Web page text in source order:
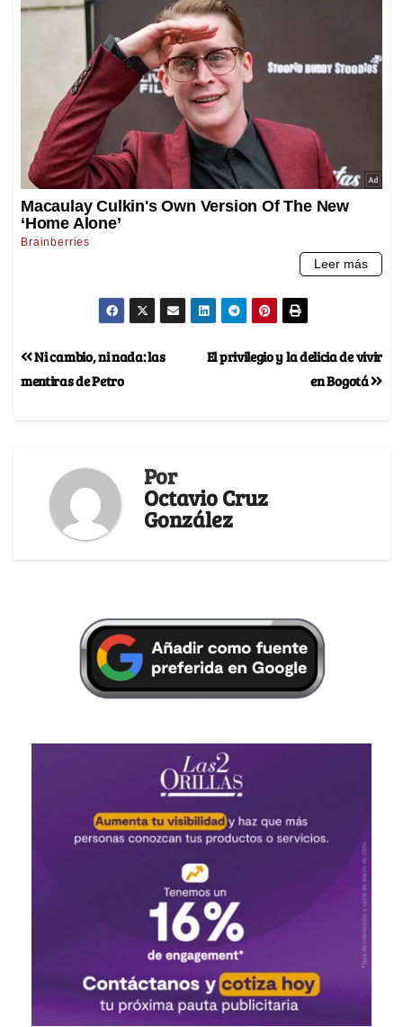
El privilegio y la delicia de vivir
en Bogotá
Ni cambio, ni nada: las
mentiras de Petro
Por
Octavio Cruz
González